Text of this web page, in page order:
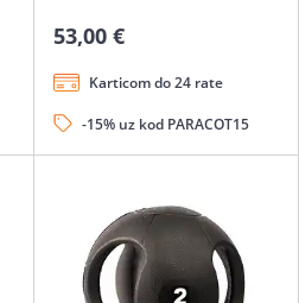
53,00 €
Karticom do 24 rate
-15% uz kod PARACOT15